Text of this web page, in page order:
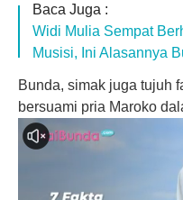
Baca Juga :
Widi Mulia Sempat
Musisi, Ini Alasannya
Bunda, simak juga tujuh
bersuami pria Maroko